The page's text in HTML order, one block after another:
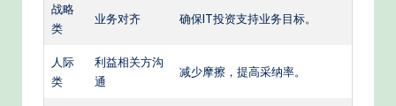
战略
类
业务对齐 确保IT投资支持业务目标。
人际
类
利益相关方沟
通
减少摩擦，提高采纳率。